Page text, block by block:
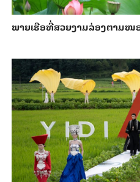
ພາຍ​ເຮືອທີ່​ສວຍ​ງາມ​ລ່ອງ​ຕາມ​​